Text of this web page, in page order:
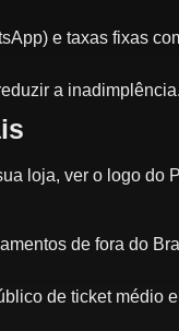
e taxas fixas
a
loja, ver o logo do
de fora do
de ticket médio